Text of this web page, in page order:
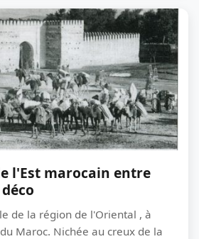
l'Est marocain entre
de la région de l'Oriental , à
Maroc. Nichée au creux de la